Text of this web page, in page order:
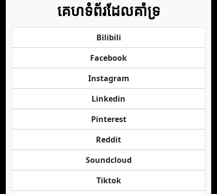
គេហទំព័រដែលគាំទ្រ
Bilibili
Facebook
Instagram
Linkedin
Pinterest
Reddit
Soundcloud
Tiktok